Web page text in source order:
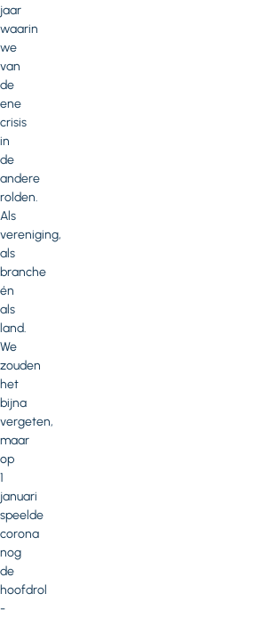
jaar
waarin
we
van
de
ene
crisis
in
de
andere
rolden.
Als
vereniging,
als
branche
én
als
land.
We
zouden
het
bijna
vergeten,
maar
op
1
januari
speelde
corona
nog
de
hoofdrol
-